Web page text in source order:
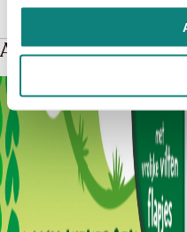
Andere boeken over